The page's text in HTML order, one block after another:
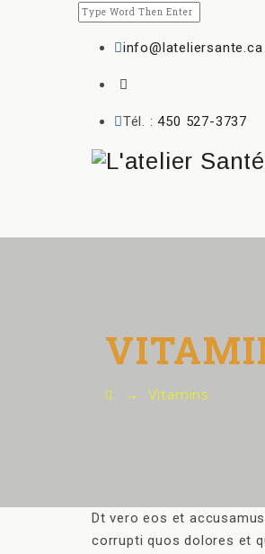
info@lateliersante.ca
Tél. :450 527-3737
→ Vitamins
Dt vero eos et
corrupti quos dolores et